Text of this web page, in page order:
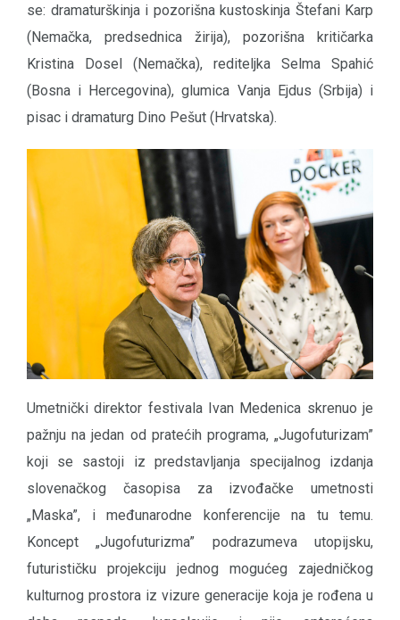
se: dramaturškinja i pozorišna kustoskinja Štefani Karp
(Nemačka, predsednica žirija), pozorišna kritičarka
Kristina Dosel (Nemačka), rediteljka Selma Spahić
(Bosna i Hercegovina), glumica Vanja Ejdus (Srbija) i
pisac i dramaturg Dino Pešut (Hrvatska).
Umetnički direktor festivala Ivan Medenica skrenuo je
pažnju na jedan od pratećih programa, „Jugofuturizam”
koji se sastoji iz predstavljanja specijalnog izdanja
slovenačkog časopisa za izvođačke umetnosti
„Maska”, i međunarodne konferencije na tu temu.
Koncept „Jugofuturizma” podrazumeva utopijsku,
futurističku projekciju jednog mogućeg zajedničkog
kulturnog prostora iz vizure generacije koja je rođena u